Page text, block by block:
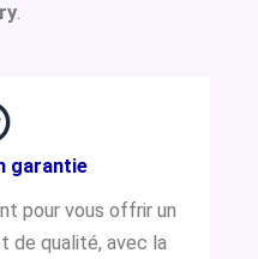
.
garantie
pour vous offrir un
de qualité, avec la